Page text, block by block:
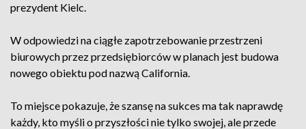
prezydent Kielc.
W odpowiedzi na ciągłe zapotrzebowanie przestrzeni
biurowych przez przedsiębiorców w planach jest budowa
nowego obiektu pod nazwą California.
To miejsce pokazuje, że szansę na sukces ma tak naprawdę
każdy, kto myśli o przyszłości nie tylko swojej, ale przede